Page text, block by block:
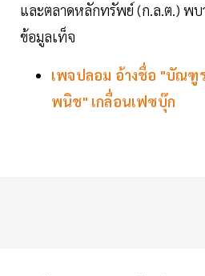
และตลาดหลักทรัพย์ (ก.ล.ต.) พบ
ข้อมูลเท็จ
เพจปลอม อ้างชื่อ "บัณฑู
พนิช" เกลื่อนเฟซบุ๊ก